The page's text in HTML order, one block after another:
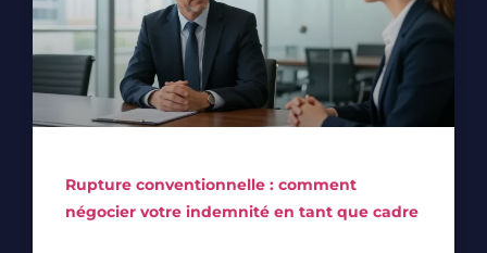
Rupture conventionnelle : comment
négocier votre indemnité en tant que cadre